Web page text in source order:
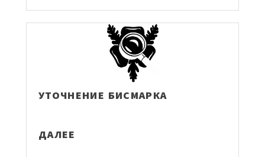
УТОЧНЕНИЕ БИСМАРКА
ДАЛЕЕ